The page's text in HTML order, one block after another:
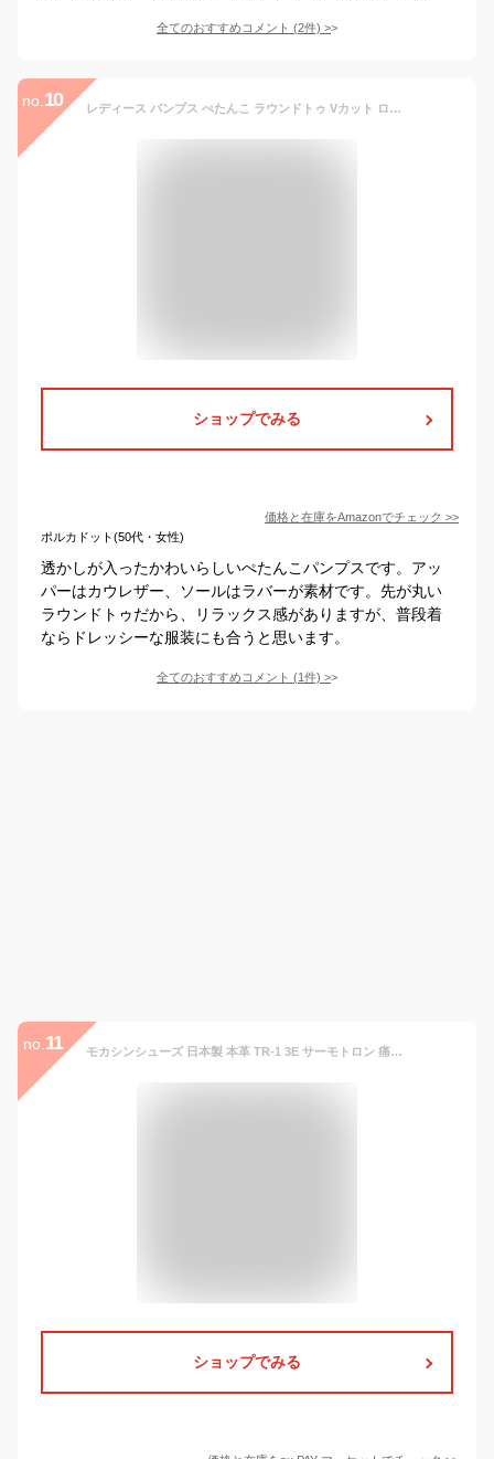
全てのおすすめコメント (2件) >
no. 10 レディース パンプス ぺたんこ ラウンドトゥ Vカット ローヒール 本革 フラットシューズ コンフォートシューズ カジュアル 通気性 夏 柔らかい 歩きやすい カジュアル (ベージュ,22.5cm)
ショップでみる
価格と在庫をAmazonでチェック >>
ポルカドット(50代・女性)
透かしが入ったかわいらしいぺたんこパンプスです。アッ
パーはカウレザー、ソールはラバーが素材です。先が丸い
ラウンドトゥだから、リラックス感がありますが、普段着
ならドレッシーな服装にも合うと思います。
全てのおすすめコメント (1件) >
no. 11 モカシンシューズ 日本製 本革 TR-1 3E サーモトロン 痛くない 走れる 通勤 歩きやすい レザー パンプス レディース 靴 ブラック（黒）【
ショップでみる